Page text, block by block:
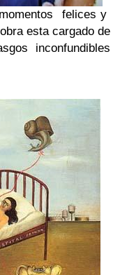
felices y
esta cargado de
inconfundibles